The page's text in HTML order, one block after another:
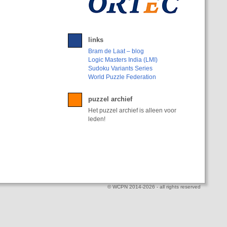
links
Bram de Laat – blog
Logic Masters India (LMI)
Sudoku Variants Series
World Puzzle Federation
puzzel archief
Het puzzel archief is alleen voor
leden!
© WCPN 2014-2026 - all rights reserved